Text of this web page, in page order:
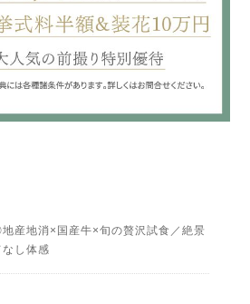
産地消×国産牛×旬の贅沢試食／絶景
し体感